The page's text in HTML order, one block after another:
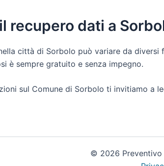
recupero dati a
città di Sorbolo può variare da
è sempre gratuito e senza impegno.
sul Comune di Sorbolo ti invitiamo a
© 2026 Preventivo